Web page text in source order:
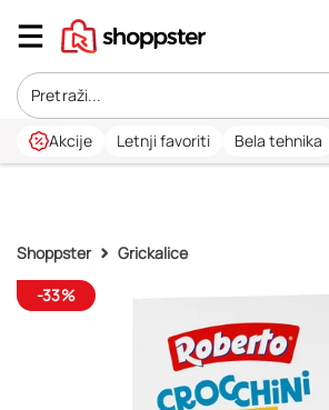
Akcije Letnji favoriti Bela tehnika
Shoppster
Grickalice
-33%